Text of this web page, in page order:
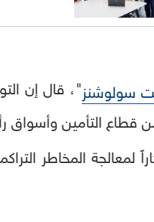
سولوشنز"، قال إن
قطاع التأمين وأسواق
المخاطر